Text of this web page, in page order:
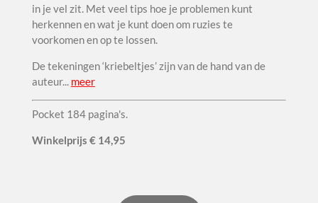
in je vel zit. Met veel tips hoe je problemen kunt
herkennen en wat je kunt doen om ruzies te
voorkomen en op te lossen.
De tekeningen ‘kriebeltjes’ zijn van de hand van de
auteur... meer
Pocket 184 pagina's.
Winkelprijs € 14,95